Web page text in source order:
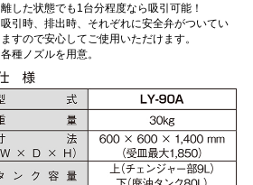
離した状態でも1台分程度なら吸引可能！
吸引時、排出時、それぞれに安全弁がついてい
ますので安心してご使用いただけます。
各種ノズルを用意。